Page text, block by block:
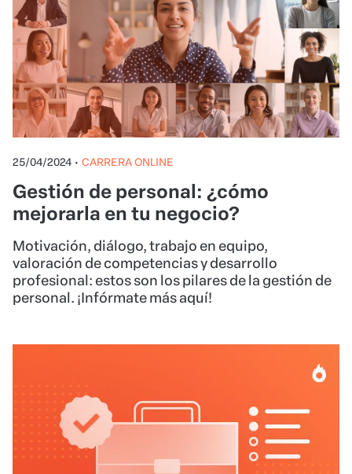
25/04/2024 • CARRERA ONLINE
Gestión de personal: ¿cómo
mejorarla en tu negocio?
Motivación, diálogo, trabajo en equipo,
valoración de competencias y desarrollo
profesional: estos son los pilares de la gestión de
personal. ¡Infórmate más aquí!